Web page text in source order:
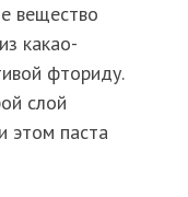
вещество
какао-
фториду.
слой
этом паста